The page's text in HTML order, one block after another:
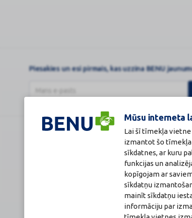
Mūsu interneta
Lai šī tīmekļa
izmantot šo
sīkdatnes, ar kuru
funkcijas un
kopīgojam ar
sīkdatņu
mainīt sīkdatņu
informāciju par
Piesakies un esi pirmais, kas uzzina BENU
Noliktavu iela 5, Dreiliņi, Stopiņu novads, LV-2130
E-